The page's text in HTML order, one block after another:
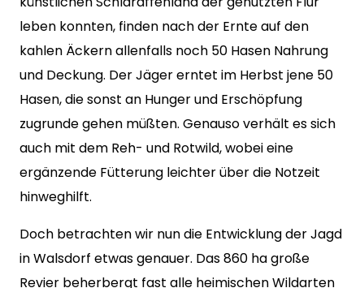
leben konnten, finden nach der Ernte auf den
kahlen Äckern allenfalls noch 50 Hasen Nahrung
und Deckung. Der Jäger erntet im Herbst jene 50
Hasen, die sonst an Hunger und Erschöpfung
zugrunde gehen müßten. Genauso verhält es sich
auch mit dem Reh- und Rotwild, wobei eine
ergänzende Fütterung leichter über die Notzeit
hinweghilft.
Doch betrachten wir nun die Entwicklung der Jagd
in Walsdorf etwas genauer. Das 860 ha große
Revier beherbergt fast alle heimischen Wildarten